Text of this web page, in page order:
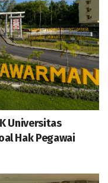
Universitas
Hak Pegawai